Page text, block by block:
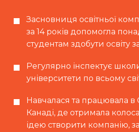
Засновниця освітньої
за 14 років допомогла
студентам здобути освіту
Регулярно інспектує
університети по всьому
Навчалася та працювала в
Канаді, де отримала
ідею створити компанію,